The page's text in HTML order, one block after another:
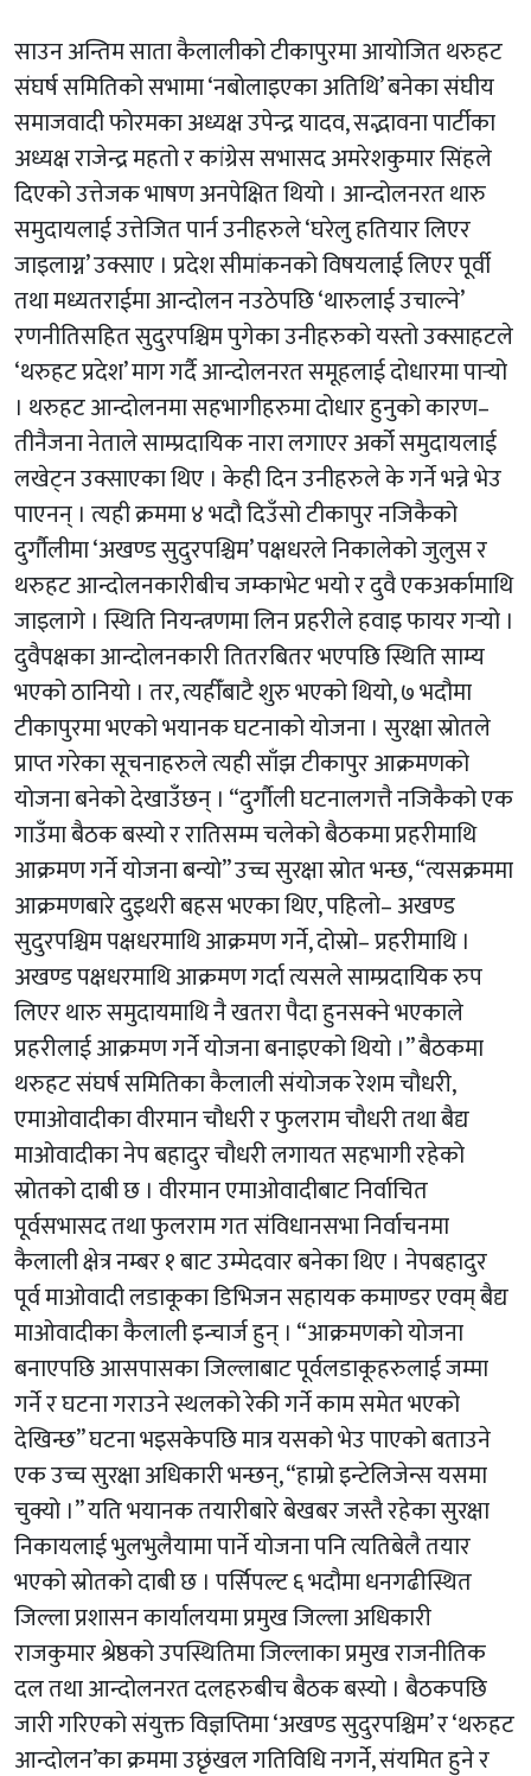
साउन अन्तिम साता कैलालीको टीकापुरमा आयोजित थरुहट
संघर्ष समितिको सभामा ‘नबोलाइएका अतिथि’ बनेका संघीय
समाजवादी फोरमका अध्यक्ष उपेन्द्र यादव, सद्भावना पार्टीका
अध्यक्ष राजेन्द्र महतो र कांग्रेस सभासद अमरेशकुमार सिंहले
दिएको उत्तेजक भाषण अनपेक्षित थियो । आन्दोलनरत थारु
समुदायलाई उत्तेजित पार्न उनीहरुले ‘घरेलु हतियार लिएर
जाइलाग्न’ उक्साए । प्रदेश सीमांकनको विषयलाई लिएर पूर्वी
तथा मध्यतराईमा आन्दोलन नउठेपछि ‘थारुलाई उचाल्ने’
रणनीतिसहित सुदुरपश्चिम पुगेका उनीहरुको यस्तो उक्साहटले
‘थरुहट प्रदेश’ माग गर्दै आन्दोलनरत समूहलाई दोधारमा पार्‍यो
। थरुहट आन्दोलनमा सहभागीहरुमा दोधार हुनुको कारण–
तीनैजना नेताले साम्प्रदायिक नारा लगाएर अर्को समुदायलाई
लखेट्न उक्साएका थिए । केही दिन उनीहरुले के गर्ने भन्ने भेउ
पाएनन् । त्यही क्रममा ४ भदौ दिउँसो टीकापुर नजिकैको
दुर्गौलीमा ‘अखण्ड सुदुरपश्चिम’ पक्षधरले निकालेको जुलुस र
थरुहट आन्दोलनकारीबीच जम्काभेट भयो र दुवै एकअर्कामाथि
जाइलागे । स्थिति नियन्त्रणमा लिन प्रहरीले हवाइ फायर गर्‍यो ।
दुवैपक्षका आन्दोलनकारी तितरबितर भएपछि स्थिति साम्य
भएको ठानियो । तर, त्यहीँबाटै शुरु भएको थियो, ७ भदौमा
टीकापुरमा भएको भयानक घटनाको योजना । सुरक्षा स्रोतले
प्राप्त गरेका सूचनाहरुले त्यही साँझ टीकापुर आक्रमणको
योजना बनेको देखाउँछन् । “दुर्गौली घटनालगत्तै नजिकैको एक
गाउँमा बैठक बस्यो र रातिसम्म चलेको बैठकमा प्रहरीमाथि
आक्रमण गर्ने योजना बन्यो” उच्च सुरक्षा स्रोत भन्छ, “त्यसक्रममा
आक्रमणबारे दुइथरी बहस भएका थिए, पहिलो– अखण्ड
सुदुरपश्चिम पक्षधरमाथि आक्रमण गर्ने, दोस्रो– प्रहरीमाथि ।
अखण्ड पक्षधरमाथि आक्रमण गर्दा त्यसले साम्प्रदायिक रुप
लिएर थारु समुदायमाथि नै खतरा पैदा हुनसक्ने भएकाले
प्रहरीलाई आक्रमण गर्ने योजना बनाइएको थियो ।” बैठकमा
थरुहट संघर्ष समितिका कैलाली संयोजक रेशम चौधरी,
एमाओवादीका वीरमान चौधरी र फुलराम चौधरी तथा बैद्य
माओवादीका नेप बहादुर चौधरी लगायत सहभागी रहेको
स्रोतको दाबी छ । वीरमान एमाओवादीबाट निर्वाचित
पूर्वसभासद तथा फुलराम गत संविधानसभा निर्वाचनमा
कैलाली क्षेत्र नम्बर १ बाट उम्मेदवार बनेका थिए । नेपबहादुर
पूर्व माओवादी लडाकूका डिभिजन सहायक कमाण्डर एवम् बैद्य
माओवादीका कैलाली इन्चार्ज हुन् । “आक्रमणको योजना
बनाएपछि आसपासका जिल्लाबाट पूर्वलडाकूहरुलाई जम्मा
गर्ने र घटना गराउने स्थलको रेकी गर्ने काम समेत भएको
देखिन्छ” घटना भइसकेपछि मात्र यसको भेउ पाएको बताउने
एक उच्च सुरक्षा अधिकारी भन्छन्, “हाम्रो इन्टेलिजेन्स यसमा
चुक्यो ।” यति भयानक तयारीबारे बेखबर जस्तै रहेका सुरक्षा
निकायलाई भुलभुलैयामा पार्ने योजना पनि त्यतिबेलै तयार
भएको स्रोतको दाबी छ । पर्सिपल्ट ६ भदौमा धनगढीस्थित
जिल्ला प्रशासन कार्यालयमा प्रमुख जिल्ला अधिकारी
राजकुमार श्रेष्ठको उपस्थितिमा जिल्लाका प्रमुख राजनीतिक
दल तथा आन्दोलनरत दलहरुबीच बैठक बस्यो । बैठकपछि
जारी गरिएको संयुक्त विज्ञप्तिमा ‘अखण्ड सुदुरपश्चिम’ र ‘थरुहट
आन्दोलन’का क्रममा उछृंखल गतिविधि नगर्ने, संयमित हुने र